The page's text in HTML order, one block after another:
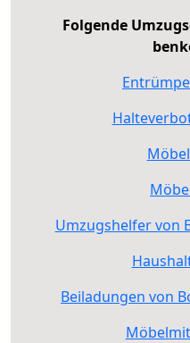
Folgende
Umzugshelfer von
Beiladungen von